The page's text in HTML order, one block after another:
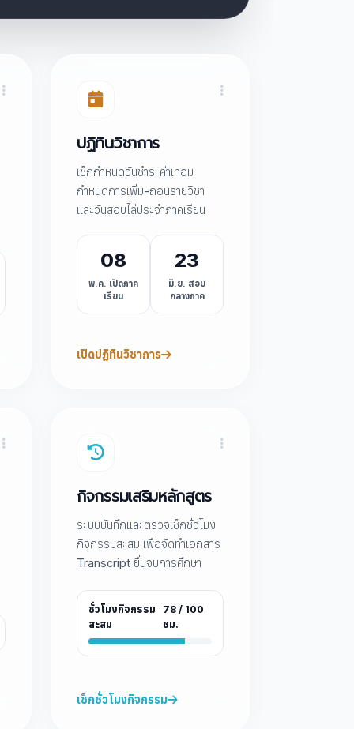
ปฏิทินวิชาการ
เช็กกำหนดวันชำระค่าเทอม
กำหนดการเพิ่ม-ถอนรายวิชา
และวันสอบไล่ประจำภาคเรียน
08
พ.ค. เปิดภาค
เรียน
23
มิ.ย. สอบ
กลางภาค
เปิดปฏิทินวิชาการ
กิจกรรมเสริมหลักสูตร
ระบบบันทึกและตรวจเช็กชั่วโมง
กิจกรรมสะสม เพื่อจัดทำเอกสาร
Transcript ยื่นจบการศึกษา
ชั่วโมงกิจกรรม
สะสม
78 / 100
ชม.
เช็กชั่วโมงกิจกรรม